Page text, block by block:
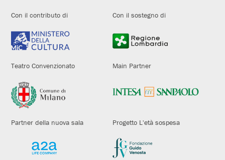
Con il contributo di Con il sostegno di
Teatro Convenzionato Main Partner
Partner della nuova sala Progetto L'età sospesa